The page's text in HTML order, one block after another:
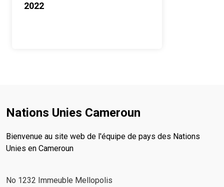
2022
Nations Unies Cameroun
Bienvenue au site web de l'équipe de pays des Nations
Unies en Cameroun
No 1232 Immeuble Mellopolis